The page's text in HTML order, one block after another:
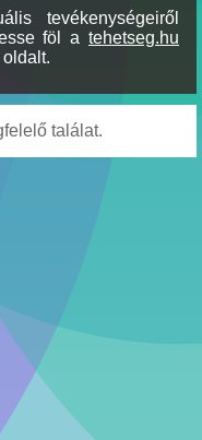
tevékenységeiről
föl a tehetseg.hu
oldalt.
találat.